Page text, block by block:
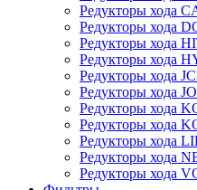
Редукторы хода
Редукторы хода
Редукторы хода
Редукторы хода
Редукторы хода
Редукторы хода
Редукторы хода
Редукторы хода
Редукторы хода
Редукторы хода
Редукторы хода